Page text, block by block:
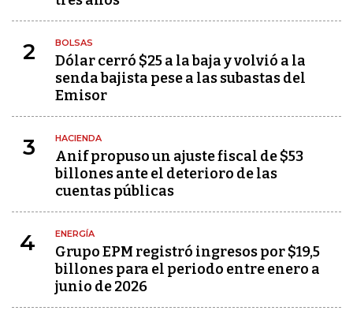
2 BOLSAS
Dólar cerró $25 a la baja y volvió a la
senda bajista pese a las subastas del
Emisor
3 HACIENDA
Anif propuso un ajuste fiscal de $53
billones ante el deterioro de las
cuentas públicas
4 ENERGÍA
Grupo EPM registró ingresos por $19,5
billones para el periodo entre enero a
junio de 2026